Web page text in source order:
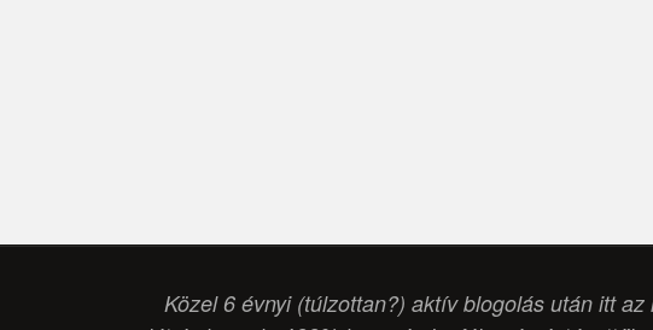
Közel 6 évnyi (túlzottan?) aktív blogolás után itt